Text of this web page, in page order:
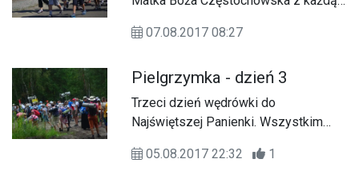
07.08.2017 08:27
Pielgrzymka - dzień 3
Trzeci dzień wędrówki do
Najświętszej Panienki. Wszystkim
Matki Bożej Częstochowskiej.
05.08.2017 22:32 1